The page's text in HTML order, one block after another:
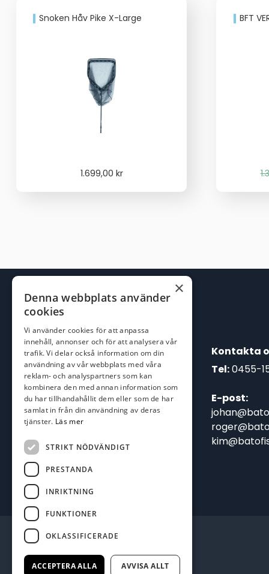
Snoken Håv Pike X-Large
1.699,00 kr
BFT
Kontakta
Tel:0455-
E-post:
×
Denna webbplats använder
cookies
Vi använder cookies för att anpassa
innehåll, annonser och för att analysera vår
trafik. Vi delar också information om din
användning av vår webbplats med våra
reklam- och analyspartners som kan
kombinera den med annan information som
du har tillhandahållit dem eller som de har
samlat in från din användning av deras
tjänster. Läs mer
STRIKT NÖDVÄNDIGT
PRESTANDA
INRIKTNING
FUNKTIONER
OKLASSIFICERADE
ACCEPTERA ALLA AVVISA ALLT